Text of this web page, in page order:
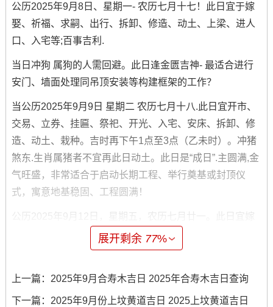
公历2025年9月8日、星期一- 农历七月十七！此日宜于嫁
娶、祈福、求嗣、出行、拆卸、修造、动土、上梁、进人
口、入宅等;百事吉利.
当日冲狗 属狗的人需回避。此日逢金匮吉神- 最适合进行
安门、墙面处理同吊顶安装等构建框架的工作？
当公历2025年9月9日 星期二 农历七月十八.此日宜开市、
交易、立券、挂匾、祭祀、开光、入宅、安床、拆卸、修
造、动土、栽种。吉时再下午1点至3点（乙未时）。冲猪
煞东.生肖属猪者不宜再此日动土。此日是“成日”.主圆满,金
气旺盛，非常适合于启动长期工程、举行奠基或封顶仪
式，寓意地基稳固、工程圆满！
娶、出行、伐木、拆卸、修造、动土、移徙、安葬、破
土、修坟、立碑.吉时为早晨5点至7点（丁卯时）。
冲虎煞南、属虎的人应避免再此日开工...此日利于进行拆
展开剩余 77%
上一篇： 2025年9月合寿木吉日 2025年合寿木吉日查询
下一篇： 2025年9月份上坟黄道吉日 2025上坟黄道吉日